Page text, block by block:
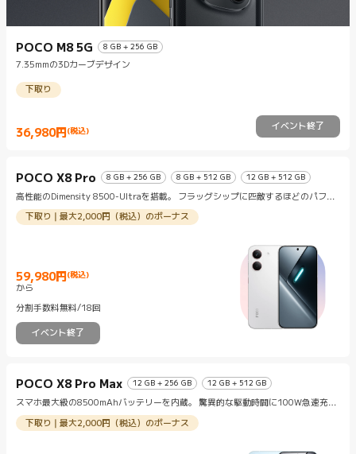
POCO M8 5G 8 GB + 256 GB
7.35mmの3Dカーブデザイン
下取り
36,980円 (税込)
Current Price 円36980
イベント終了
POCO X8 Pro 8 GB + 256 GB 8 GB + 512 GB 12 GB + 512 GB
高性能のDimensity 8500-Ultraを搭載。 フラッグシップに匹敵するほどのパフォ
ーマンス。
下取り | 最大2,000円（税込）のボーナス
59,980円 (税込)
Current Price 円59980
から
分割手数料無料/18回
イベント終了
POCO X8 Pro Max 12 GB + 256 GB 12 GB + 512 GB
スマホ最大級の8500mAhバッテリーを内蔵。 驚異的な駆動時間に100W急速充電
も対応。
下取り | 最大2,000円（税込）のボーナス